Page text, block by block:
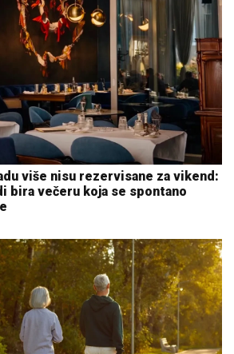
više nisu rezervisane za vikend:
bira večeru koja se spontano